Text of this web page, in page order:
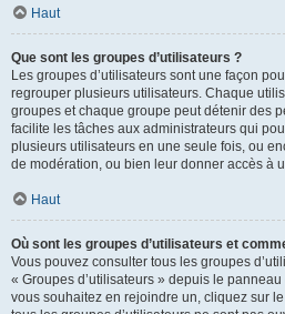
Haut
Que sont les groupes d’utilisateurs ?
Les groupes d’utilisateurs sont une façon
regrouper plusieurs utilisateurs. Chaque
groupes et chaque groupe peut détenir des
facilite les tâches aux administrateurs qui
plusieurs utilisateurs en une seule fois, ou
de modération, ou bien leur donner accès à
Haut
Où sont les groupes d’utilisateurs et
Vous pouvez consulter tous les groupes
« Groupes d’utilisateurs » depuis le
vous souhaitez en rejoindre un, cliquez sur